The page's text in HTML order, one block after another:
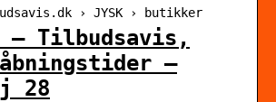
› JYSK › butikker
– Tilbudsavis,
–
28